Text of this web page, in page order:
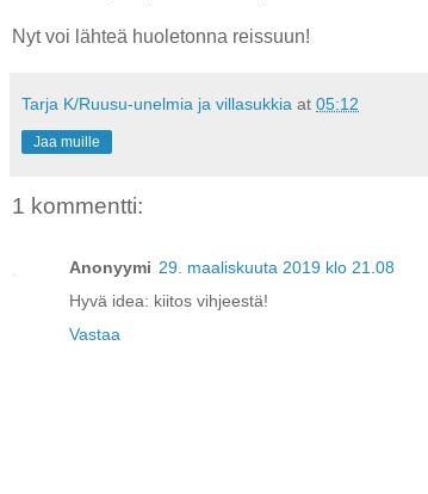
Nyt voi lähteä huoletonna reissuun!
Tarja K/Ruusu-unelmia ja villasukkia at 05:12
Jaa muille
1 kommentti:
Anonyymi 29. maaliskuuta 2019 klo 21.08
Hyvä idea: kiitos vihjeestä!
Vastaa